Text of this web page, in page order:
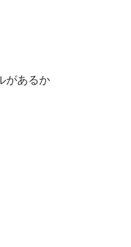
があるか